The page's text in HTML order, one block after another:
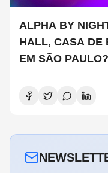
ALPHA BY
HALL, CASA DE
EM SÃO PAULO?